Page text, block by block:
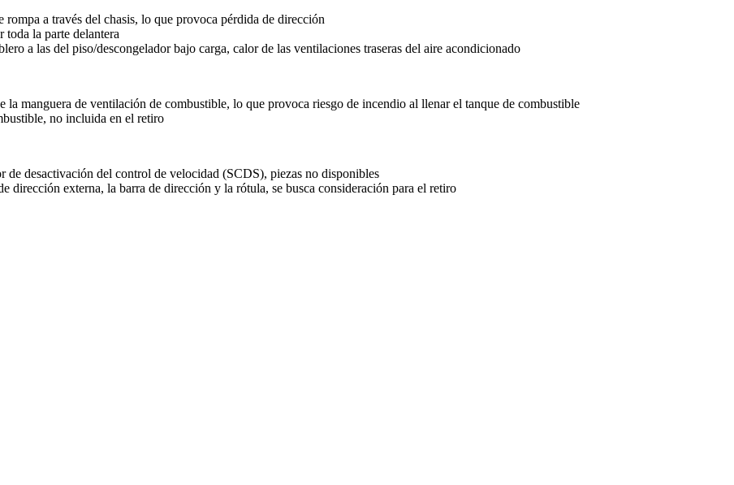
a través del chasis, lo que provoca pérdida de dirección
toda la parte delantera
a las del piso/descongelador bajo carga, calor de las ventilaciones traseras del aire acondicionado
manguera de ventilación de combustible, lo que provoca riesgo de incendio al llenar el tanque de combustible
no incluida en el retiro
de desactivación del control de velocidad (SCDS), piezas no disponibles
dirección externa, la barra de dirección y la rótula, se busca consideración para el retiro